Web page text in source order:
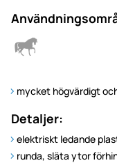
mycket högvärdigt
Detaljer:
elektriskt ledande
runda, släta ytor